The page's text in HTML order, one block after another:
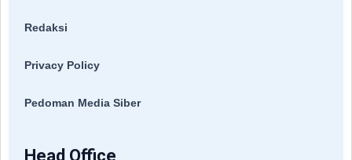
Redaksi
Privacy Policy
Pedoman Media Siber
Head Office